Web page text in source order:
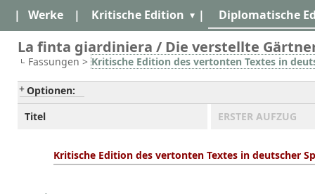
| Werke | Kritische Edition | Diplomatische
La finta giardiniera / Die verstellte
Fassungen > Kritische Edition des vertonten Textes in
Optionen:
Titel
ERSTER AUFZUG
Kritische Edition des vertonten Textes in deutscher